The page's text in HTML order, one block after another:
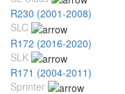
R230 (2001-2008)
SLC
R172 (2016-2020)
SLK
R171 (2004-2011)
Sprinter